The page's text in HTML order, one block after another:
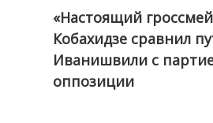
@ქართული ოცნება / Georgian
«Настоящий
Кобахидзе сравнил
Иванишвили с
оппозиции